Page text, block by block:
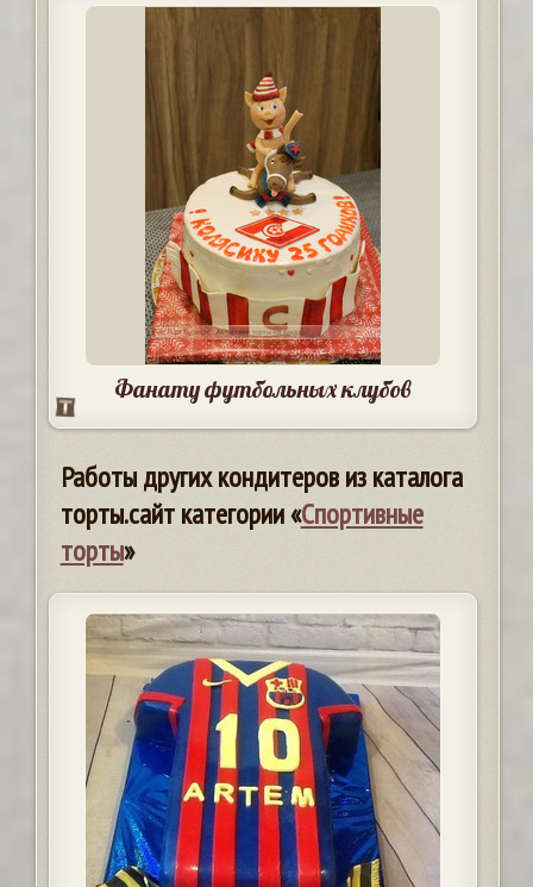
Фанату футбольных клубов
Работы других кондитеров из каталога
торты.сайт категории «Спортивные
торты»